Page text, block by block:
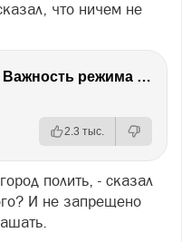
что ничем не
ИЗБАВЛЯЕМСЯ ОТ БОЛИ | Важность режима и питания
2.3 тыс.
полить, - сказал
И не запрещено